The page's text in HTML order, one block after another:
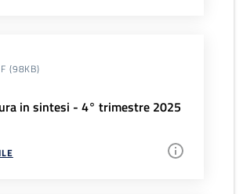
(98KB)
in sintesi - 4° trimestre 2025